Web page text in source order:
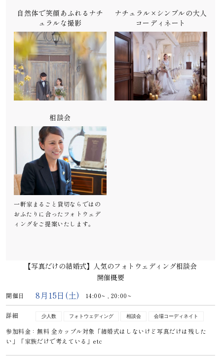
自然体で笑顔あふれるナチ
ュラルな撮影
ナチュラル×シンプルの大人
コーディネート
相談会
一軒家まるごと貸切ならではの
おふたりに合ったフォトウェデ
ィングをご提案いたします。
【写真だけの結婚式】人気のフォトウェディング相談会
開催概要
開催日 8月15日(土) 14:00~ , 20:00~
詳細 少人数 フォトウェディング 相談会 会場コーディネイト
参加料金：無料 全カップル対象「結婚式はしないけど写真だけは残した
い」「家族だけで考えている」etc